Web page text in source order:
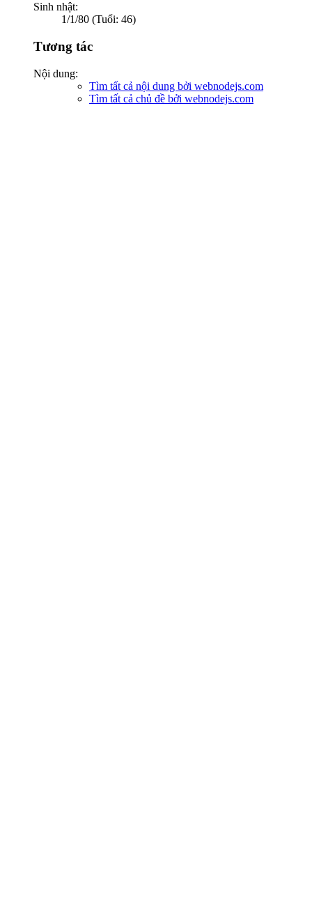
Sinh nhật:
1/1/80 (Tuổi: 46)
Tương tác
Nội dung:
Tìm tất cả nội dung bởi webnodejs.com
Tìm tất cả chủ đề bởi webnodejs.com